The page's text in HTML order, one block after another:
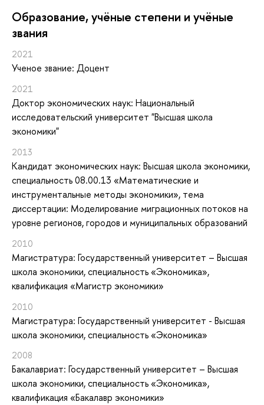
Oбразование, учёные степени и учёные
звания
2021
Ученое звание: Доцент
2021
Доктор экономических наук: Национальный
исследовательский университет "Высшая школа
экономики"
2013
Кандидат экономических наук: Высшая школа экономики,
специальность 08.00.13 «Математические и
инструментальные методы экономики», тема
диссертации: Моделирование миграционных потоков на
уровне регионов, городов и муниципальных образований
2010
Магистратура: Государственный университет – Высшая
школа экономики, специальность «Экономика»,
квалификация «Магистр экономики»
2010
Магистратура: Государственный университет - Высшая
школа экономики, специальность «Экономика»
2008
Бакалавриат: Государственный университет – Высшая
школа экономики, специальность «Экономика»,
квалификация «Бакалавр экономики»